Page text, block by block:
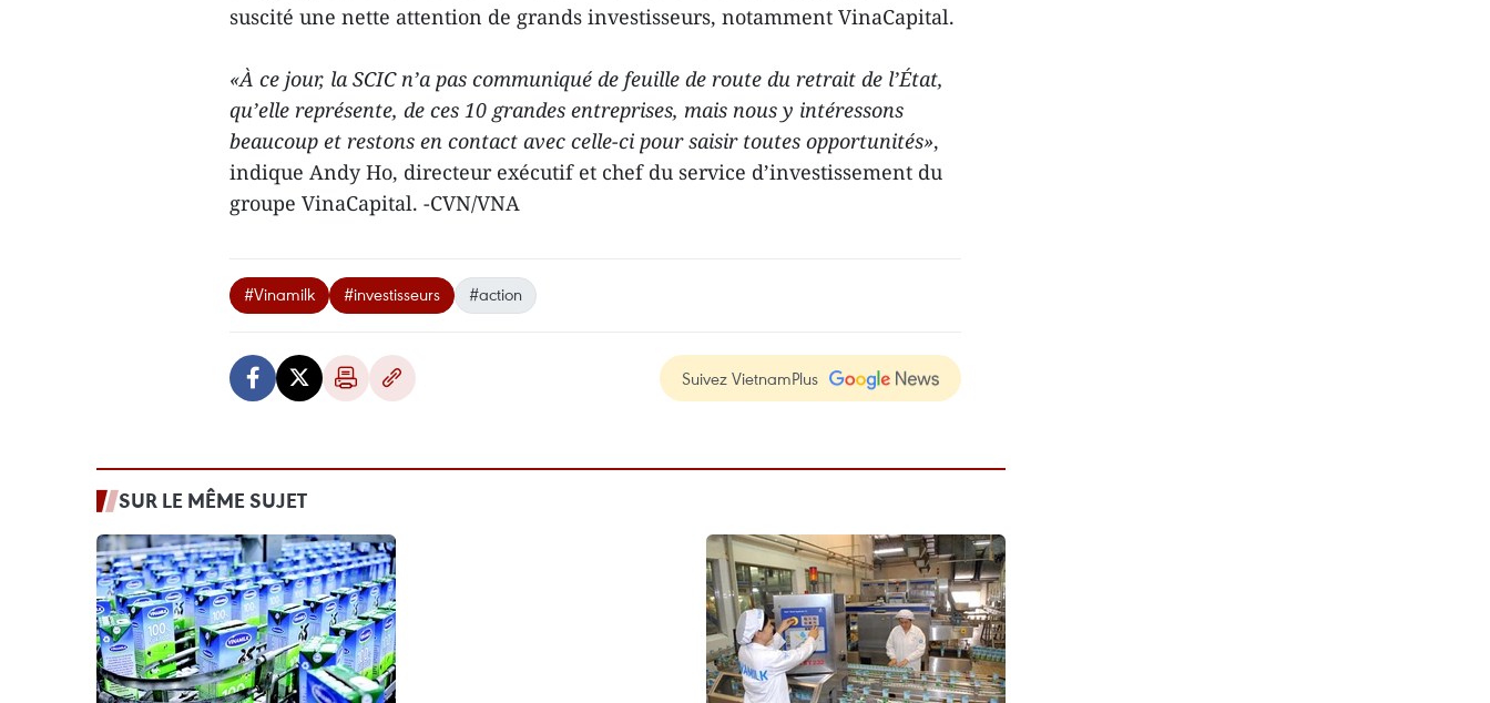
suscité une nette attention de grands investisseurs, notamment VinaCapital.
«À ce jour, la SCIC n’a pas communiqué de feuille de route du retrait de l’État,
qu’elle représente, de ces 10 grandes entreprises, mais nous y intéressons
beaucoup et restons en contact avec celle-ci pour saisir toutes opportunités»,
indique Andy Ho, directeur exécutif et chef du service d’investissement du
groupe VinaCapital. -CVN/VNA​​​
#Vinamilk #investisseurs #action
Suivez VietnamPlus
SUR LE MÊME SUJET